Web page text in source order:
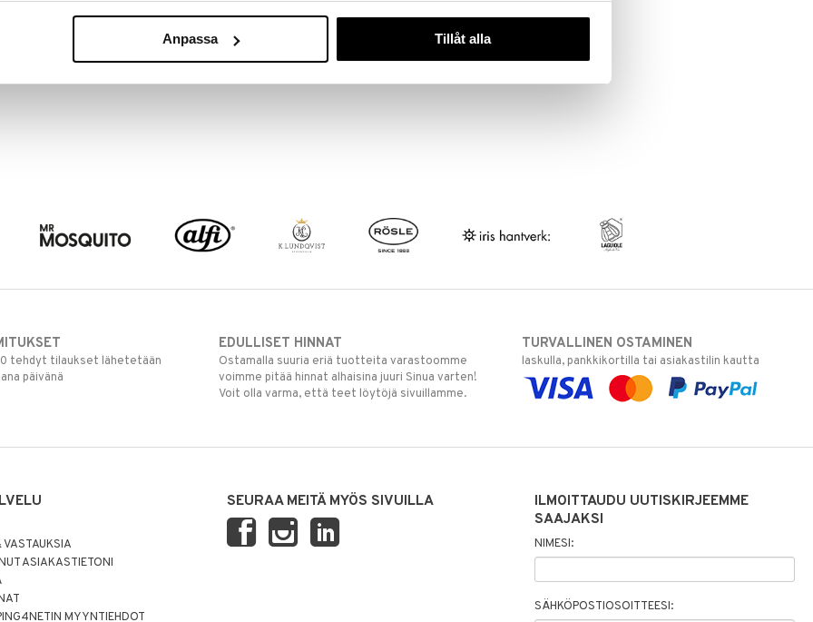
Anpassa Tillåt alla
tuote, erittäin maukas ja hyvä ravintolisä. Nuri-
ja luova tapa lisätä kalan saantia. Tämä sopii
Mixology spritzlasit 4 kpl
tehdyt tilaukset lähetetään
päivänä
EDULLISET HINNAT
Ostamalla suuria eriä tuotteita varastoomme
voimme pitää hinnat alhaisina juuri Sinua varten!
Voit olla varma, että teet löytöjä sivuillamme.
TURVALLINEN OSTAMINEN
laskulla, pankkikortilla tai asiakastilin kautta
ASIAKASTIETONI
MYYNTIEHDOT
SEURAA MEITÄ MYÖS SIVUILLA
ILMOITTAUDU UUTISKIRJEEMME
SAAJAKSI
NIMESI:
SÄHKÖPOSTIOSOITTEESI: